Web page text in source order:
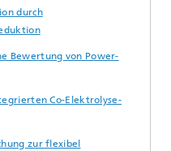
durch
Bewertung von Power-
Co-Elektrolyse-
zur flexibel